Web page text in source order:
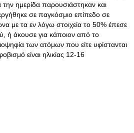
ημερίδα παρουσιάστηκαν και
σε παγκόσμιο επίπεδο σε
με τα εν λόγω στοιχεία το 50% έπεσε
ή άκουσε για κάποιον από το
των ατόμων που είτε υφίστανται
είναι ηλικίας 12-16